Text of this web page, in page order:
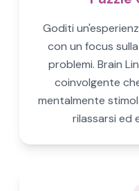
Goditi
con un focus
problemi. Brain
coinvolgente
mentalmente
rilassarsi ed